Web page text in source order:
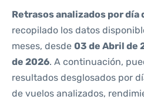
Retrasos analizados por día
recopilado los datos
meses, desde 03 de Abril de
de 2026. A continuación,
resultados desglosados por
de vuelos analizados,